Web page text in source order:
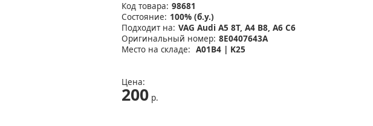
Код товара: 98681
Состояние: 100% (б.у.)
Подходит на: VAG Audi A5 8T, A4 B8, A6 C6
Оригинальный номер: 8E0407643A
Место на складе: A01B4 | K25
Цена:
200 р.